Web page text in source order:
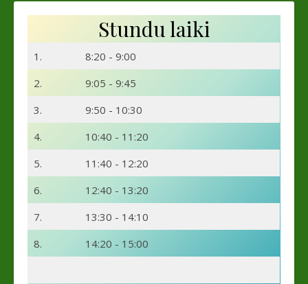
Stundu laiki
1.
8:20 - 9:00
2.
9:05 - 9:45
3.
9:50 - 10:30
4.
10:40 - 11:20
5.
11:40 - 12:20
6.
12:40 - 13:20
7.
13:30 - 14:10
8.
14:20 - 15:00